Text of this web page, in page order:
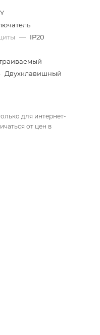
— IP20
Двухклавишный
для интернет-
от цен в